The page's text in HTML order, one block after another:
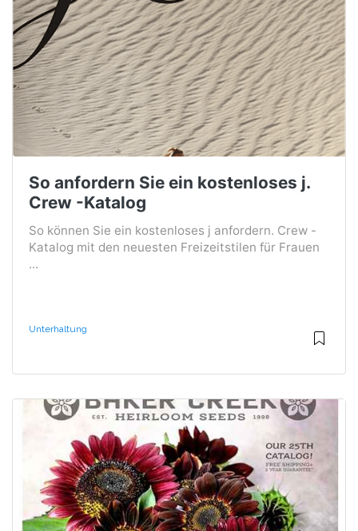
So anfordern Sie ein kostenloses j.
Crew -Katalog
So können Sie ein kostenloses j anfordern. Crew -
Katalog mit den neuesten Freizeitstilen für Frauen
...
Unterhaltung